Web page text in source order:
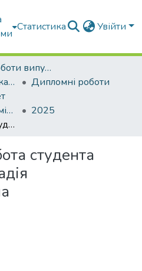
Статистика Увійти
Атестаційні роботи випускників
Атестаційні роботи бакалаврів
Дипломні роботи
051 Економіка. Економіка підприємства
2025
Атестаційна робота студента Підгірного Геннадія Володимировича
студента